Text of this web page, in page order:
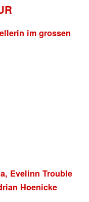
im grossen
Evelinn Trouble
Hoenicke